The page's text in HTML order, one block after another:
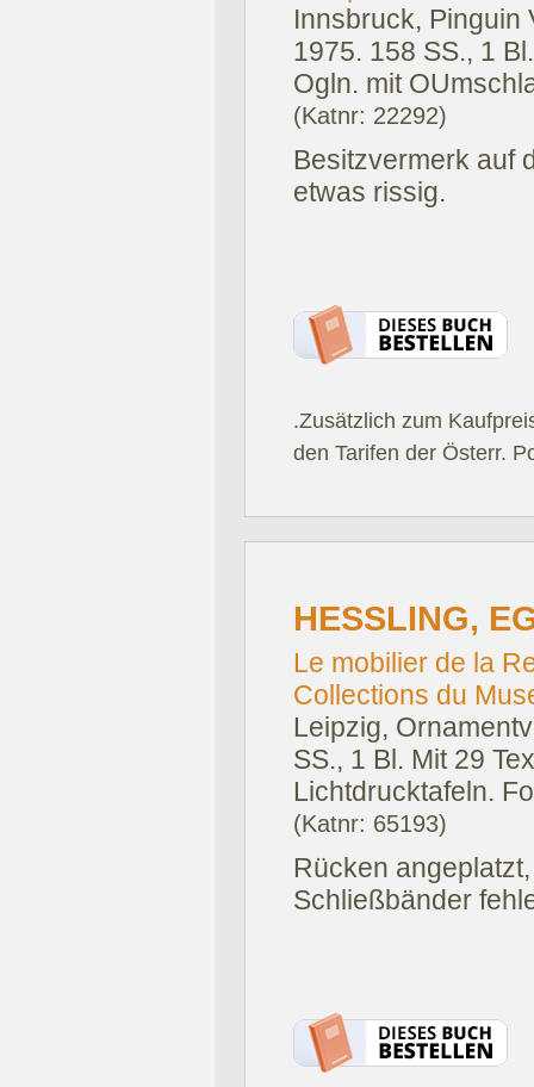
Innsbruck, Pinguin
1975. 158 SS., 1
Ogln. mit
(Katnr: 22292)
Besitzvermerk auf
etwas rissig.
.Zusätzlich zum
den Tarifen der Österr.
HESSLING,
Le mobilier de la
Collections du
Leipzig,
SS., 1 Bl. Mit 29
Lichtdrucktafeln.
(Katnr: 65193)
Rücken
Schließbänder